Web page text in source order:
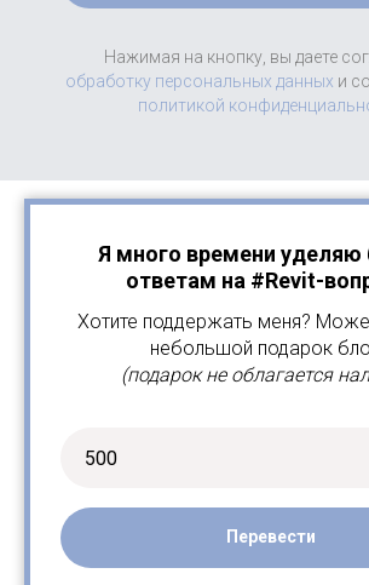
Нажимая на кнопку, вы даете
обработку персональных данных и
политикой
Я много времени уделяю
ответам на #Revit-
Хотите поддержать меня?
небольшой подарок
(подарок не облагается
Перевести